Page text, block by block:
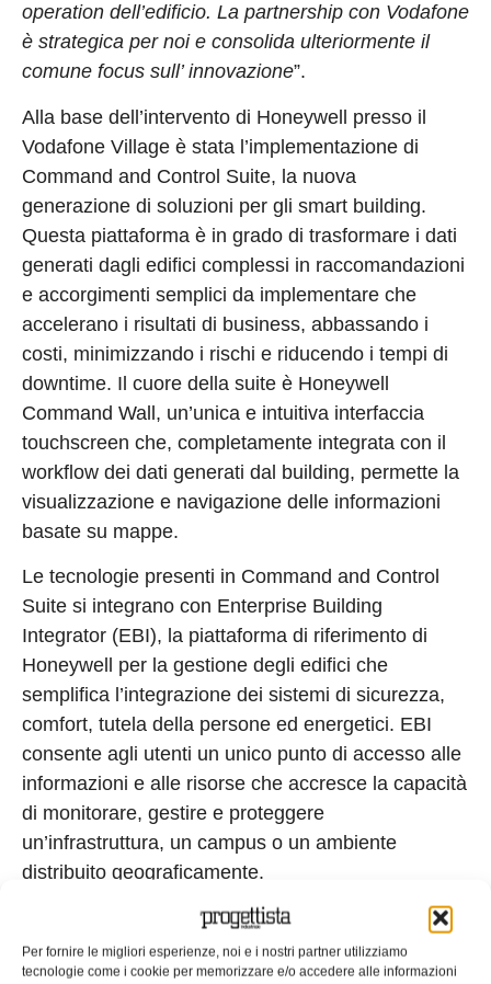
Per fornire le migliori esperienze, noi e i nostri partner utilizziamo
tecnologie come i cookie per memorizzare e/o accedere alle informazioni
operation dell’edificio. La partnership con Vodafone
è strategica per noi e consolida ulteriormente il
comune focus sull’ innovazione”.
Alla base dell’intervento di Honeywell presso il
Vodafone Village è stata l’implementazione di
Command and Control Suite, la nuova
generazione di soluzioni per gli smart building.
Questa piattaforma è in grado di trasformare i dati
generati dagli edifici complessi in raccomandazioni
e accorgimenti semplici da implementare che
accelerano i risultati di business, abbassando i
costi, minimizzando i rischi e riducendo i tempi di
downtime. Il cuore della suite è Honeywell
Command Wall, un’unica e intuitiva interfaccia
touchscreen che, completamente integrata con il
workflow dei dati generati dal building, permette la
visualizzazione e navigazione delle informazioni
basate su mappe.
Le tecnologie presenti in Command and Control
Suite si integrano con Enterprise Building
Integrator (EBI), la piattaforma di riferimento di
Honeywell per la gestione degli edifici che
semplifica l’integrazione dei sistemi di sicurezza,
comfort, tutela della persone ed energetici. EBI
consente agli utenti un unico punto di accesso alle
informazioni e alle risorse che accresce la capacità
di monitorare, gestire e proteggere
un’infrastruttura, un campus o un ambiente
distribuito geograficamente.
Command and Control Suite
smart building
Vodafone
EDICOLA WEB